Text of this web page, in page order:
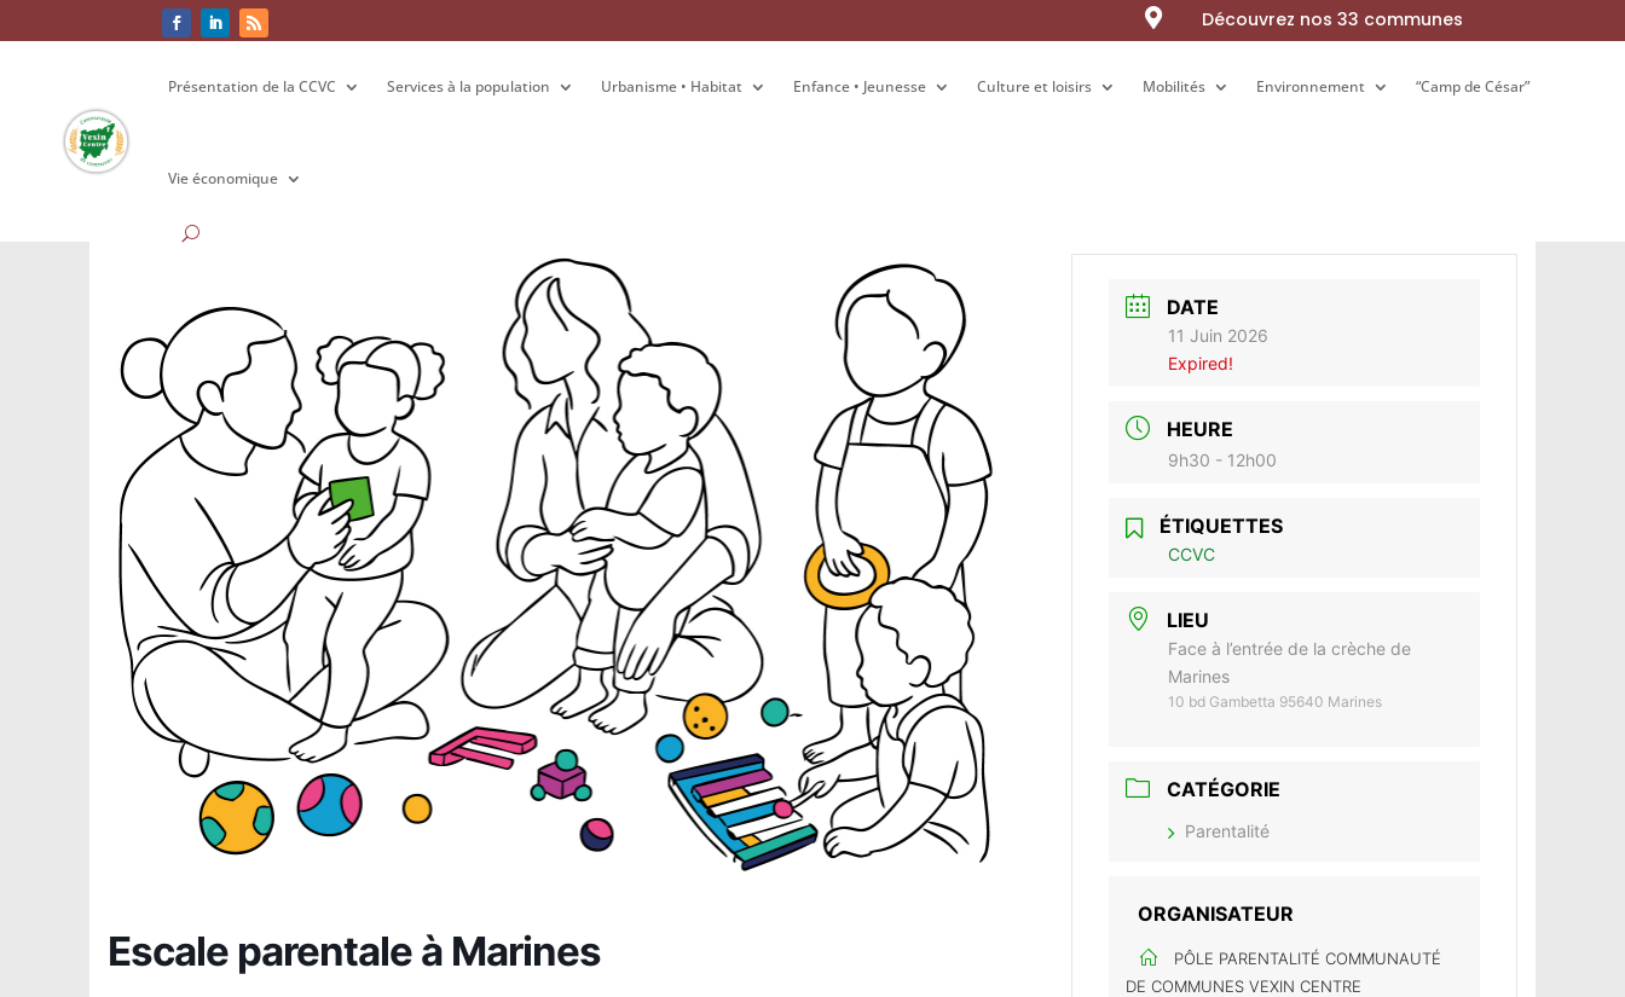
 Découvrez nos 33 communes
Présentation de la CCVC Services à la population Urbanisme • Habitat Enfance • Jeunesse Culture et loisirs Mobilités Environnement “Camp de César”
Vie économique
Présentation de la CCVC Services à la population Urbanisme • Habitat Enfance • Jeunesse Culture et loisirs Mobilités Environnement “Camp de César”
Vie économique
Escale parentale à Marines
DATE
11 Juin 2026
Expired!
HEURE
9h30 - 12h00
ÉTIQUETTES
CCVC
LIEU
Face à l’entrée de la crèche de
Marines
10 bd Gambetta 95640 Marines
CATÉGORIE
Parentalité
ORGANISATEUR
PÔLE PARENTALITÉ COMMUNAUTÉ
DE COMMUNES VEXIN CENTRE